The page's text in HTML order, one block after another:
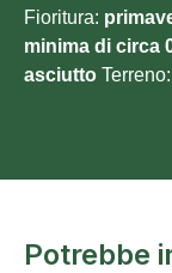
Fioritura:
minima di circa
asciutto Terreno:
Potrebbe